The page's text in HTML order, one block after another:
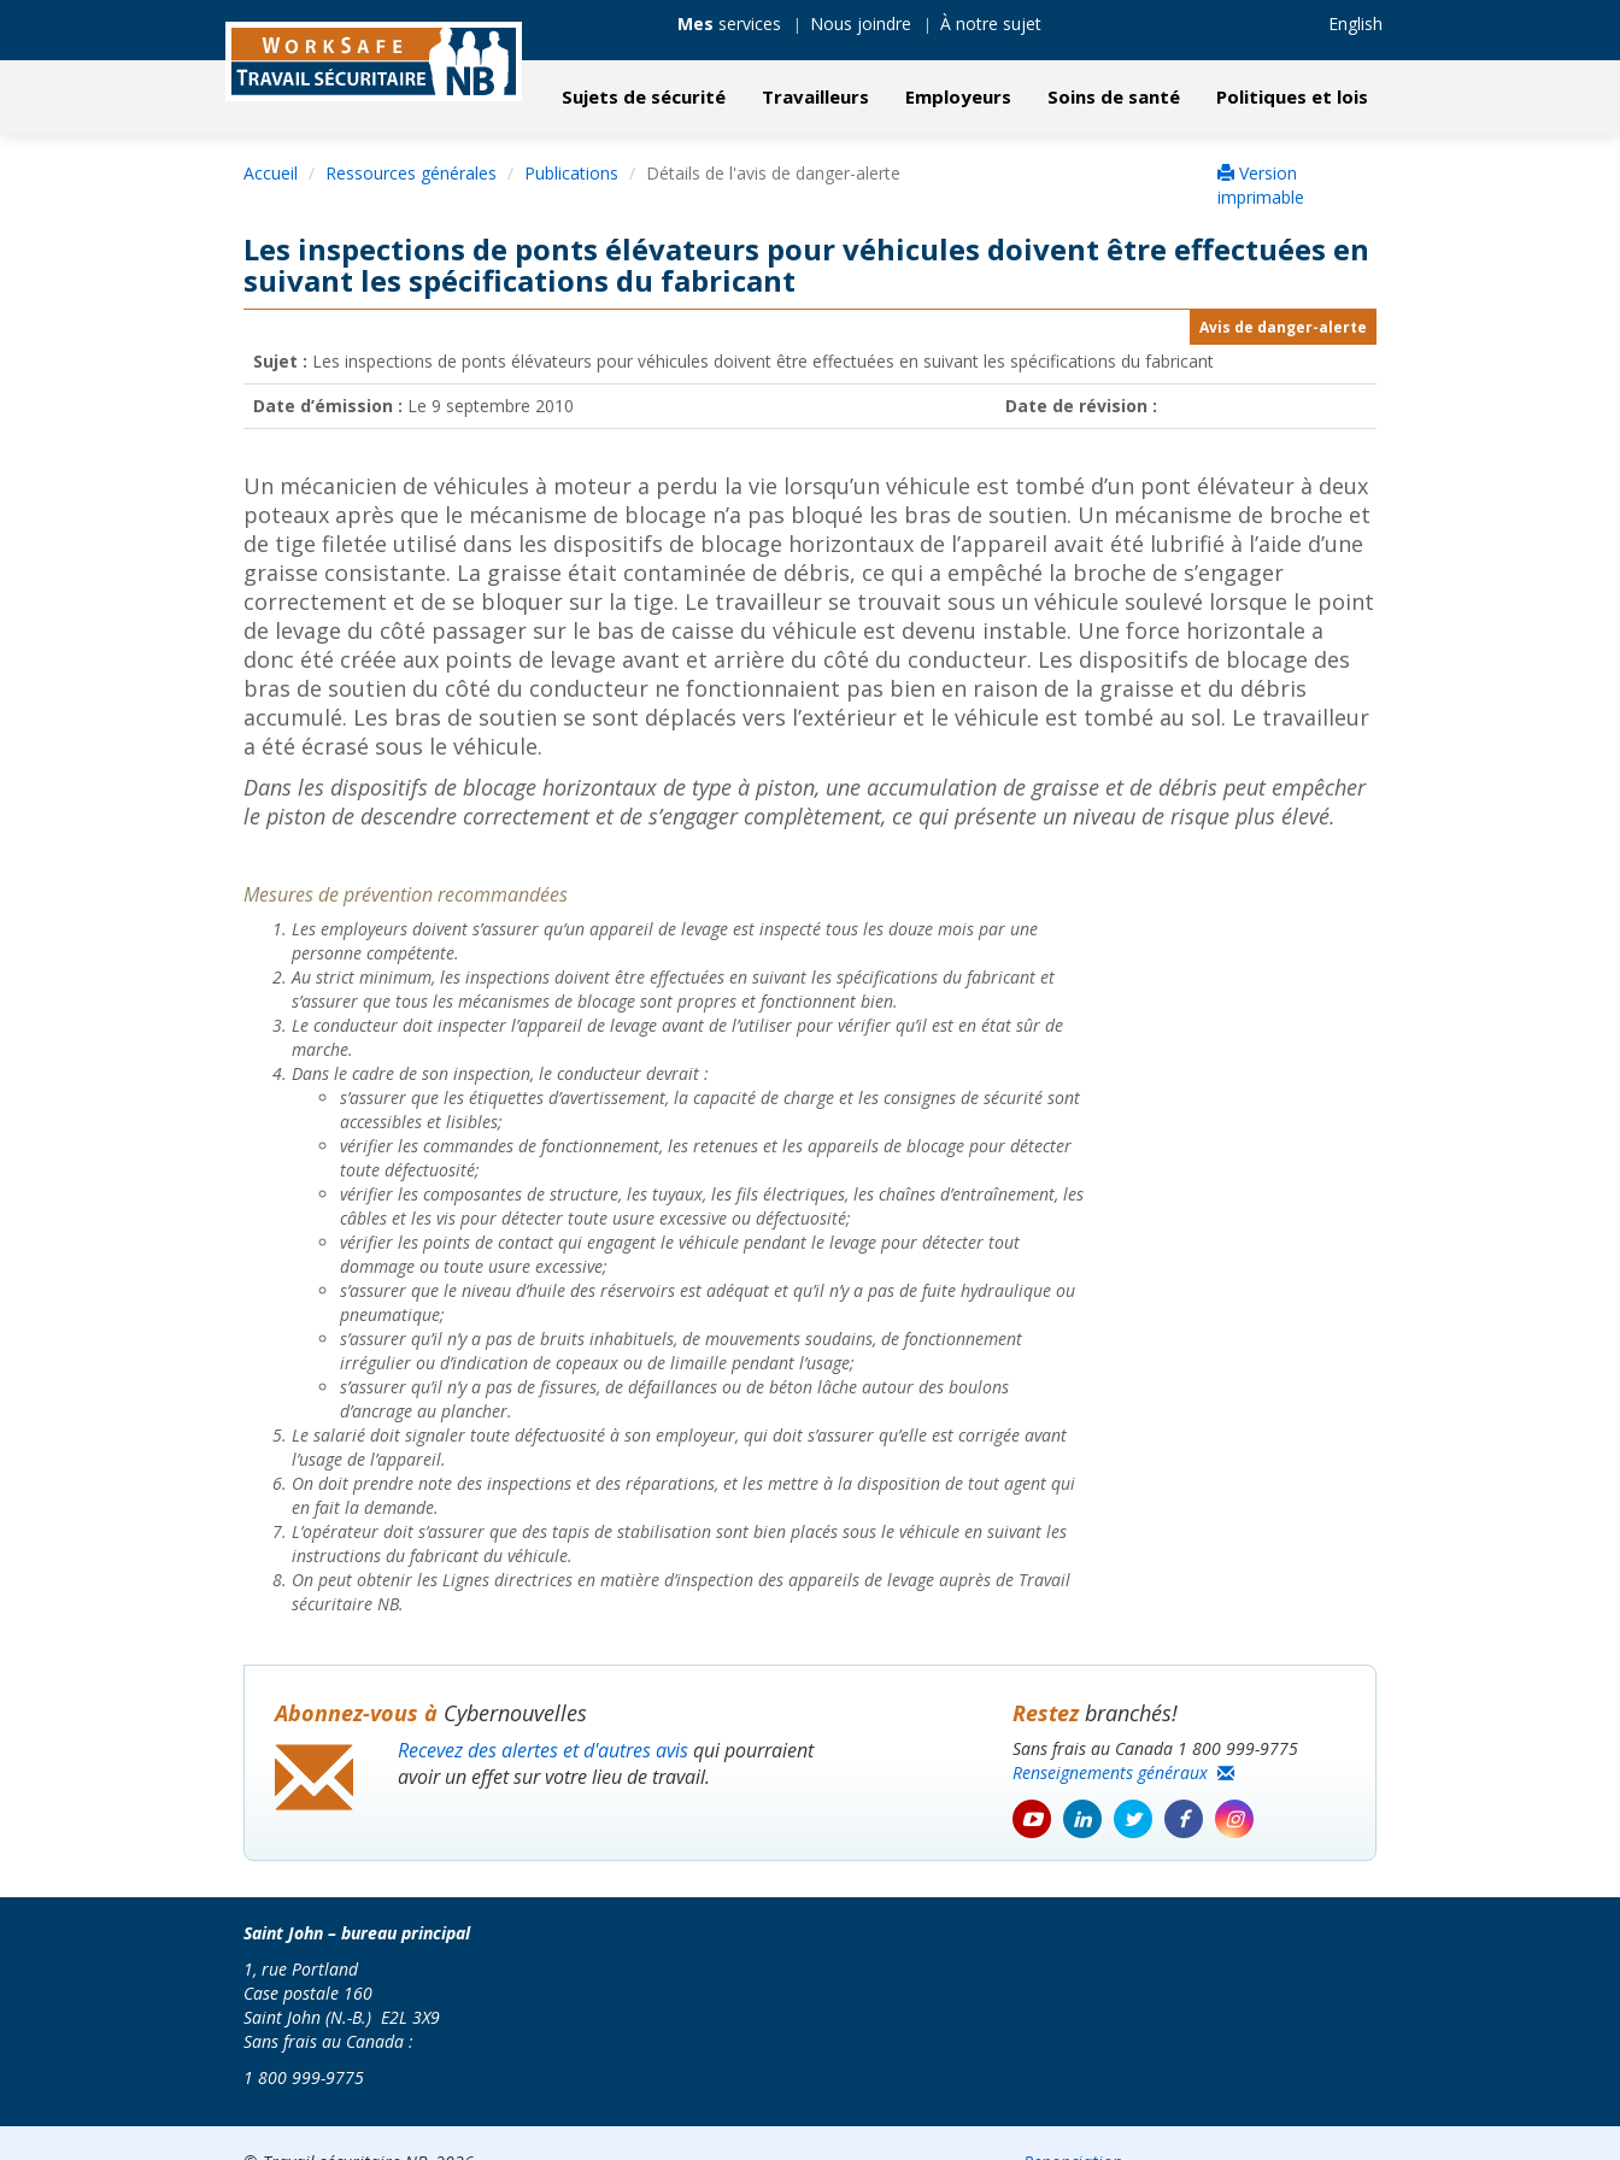
Mes services Nous joindre À notre sujet English
Sujets de sécurité Travailleurs Employeurs Soins de santé Politiques et lois
Accueil Ressources générales Publications Détails de l'avis de danger-alerte
Version
imprimable
Les inspections de ponts élévateurs pour véhicules doivent être effectuées en
suivant les spécifications du fabricant
Avis de danger-alerte
Sujet : Les inspections de ponts élévateurs pour véhicules doivent être effectuées en suivant les spécifications du fabricant
Date d’émission : Le 9 septembre 2010 Date de révision :
Un mécanicien de véhicules à moteur a perdu la vie lorsqu’un véhicule est tombé d’un pont élévateur à deux
poteaux après que le mécanisme de blocage n’a pas bloqué les bras de soutien. Un mécanisme de broche et
de tige filetée utilisé dans les dispositifs de blocage horizontaux de l’appareil avait été lubrifié à l’aide d’une
graisse consistante. La graisse était contaminée de débris, ce qui a empêché la broche de s’engager
correctement et de se bloquer sur la tige. Le travailleur se trouvait sous un véhicule soulevé lorsque le point
de levage du côté passager sur le bas de caisse du véhicule est devenu instable. Une force horizontale a
donc été créée aux points de levage avant et arrière du côté du conducteur. Les dispositifs de blocage des
bras de soutien du côté du conducteur ne fonctionnaient pas bien en raison de la graisse et du débris
accumulé. Les bras de soutien se sont déplacés vers l’extérieur et le véhicule est tombé au sol. Le travailleur
a été écrasé sous le véhicule.
Dans les dispositifs de blocage horizontaux de type à piston, une accumulation de graisse et de débris peut empêcher
le piston de descendre correctement et de s’engager complètement, ce qui présente un niveau de risque plus élevé.
Mesures de prévention recommandées
Les employeurs doivent s’assurer qu’un appareil de levage est inspecté tous les douze mois par une
personne compétente.
Au strict minimum, les inspections doivent être effectuées en suivant les spécifications du fabricant et
s’assurer que tous les mécanismes de blocage sont propres et fonctionnent bien.
Le conducteur doit inspecter l’appareil de levage avant de l’utiliser pour vérifier qu’il est en état sûr de
marche.
Dans le cadre de son inspection, le conducteur devrait :
s’assurer que les étiquettes d’avertissement, la capacité de charge et les consignes de sécurité sont
accessibles et lisibles;
vérifier les commandes de fonctionnement, les retenues et les appareils de blocage pour détecter
toute défectuosité;
vérifier les composantes de structure, les tuyaux, les fils électriques, les chaînes d’entraînement, les
câbles et les vis pour détecter toute usure excessive ou défectuosité;
vérifier les points de contact qui engagent le véhicule pendant le levage pour détecter tout
dommage ou toute usure excessive;
s’assurer que le niveau d’huile des réservoirs est adéquat et qu’il n’y a pas de fuite hydraulique ou
pneumatique;
s’assurer qu’il n’y a pas de bruits inhabituels, de mouvements soudains, de fonctionnement
irrégulier ou d’indication de copeaux ou de limaille pendant l’usage;
s’assurer qu’il n’y a pas de fissures, de défaillances ou de béton lâche autour des boulons
d’ancrage au plancher.
Le salarié doit signaler toute défectuosité à son employeur, qui doit s’assurer qu’elle est corrigée avant
l’usage de l’appareil.
On doit prendre note des inspections et des réparations, et les mettre à la disposition de tout agent qui
en fait la demande.
L’opérateur doit s’assurer que des tapis de stabilisation sont bien placés sous le véhicule en suivant les
instructions du fabricant du véhicule.
On peut obtenir les Lignes directrices en matière d’inspection des appareils de levage auprès de Travail
sécuritaire NB.
Abonnez-vous à Cybernouvelles
Recevez des alertes et d'autres avisqui pourraient
avoir un effet sur votre lieu de travail.
Restezbranchés!
Sans frais au Canada 1 800 999-9775
Renseignements généraux
youtube
icon
Linkedin
icon
Twitter
icon
Facebook
icon
Instagram
icon
Saint John – bureau principal
1, rue Portland
Case postale 160
Saint John (N.-B.) E2L 3X9
Sans frais au Canada :
1 800 999-9775